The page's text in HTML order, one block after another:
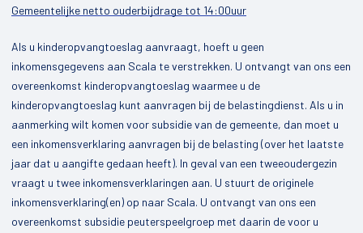
Gemeentelijke netto ouderbijdrage tot 14:00uur
Als u kinderopvangtoeslag aanvraagt, hoeft u geen
inkomensgegevens aan Scala te verstrekken. U ontvangt van ons een
overeenkomst kinderopvangtoeslag waarmee u de
kinderopvangtoeslag kunt aanvragen bij de belastingdienst. Als u in
aanmerking wilt komen voor subsidie van de gemeente, dan moet u
een inkomensverklaring aanvragen bij de belasting (over het laatste
jaar dat u aangifte gedaan heeft). In geval van een tweeoudergezin
vraagt u twee inkomensverklaringen aan. U stuurt de originele
inkomensverklaring(en) op naar Scala. U ontvangt van ons een
overeenkomst subsidie peuterspeelgroep met daarin de voor u